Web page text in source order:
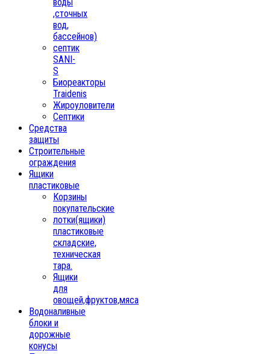
,сточных
вод,
бассейнов)
септик
SANI-
S
Биореакторы
Traidenis
Жироуловители
Септики
Средства
защиты
Строительные
ограждения
Ящики
пластиковые
Корзины
покупательские
лотки(ящики)
пластиковые
складские,
техническая
тара.
Ящики
для
овощей,фруктов,мяса
Водоналивные
блоки и
дорожные
конусы